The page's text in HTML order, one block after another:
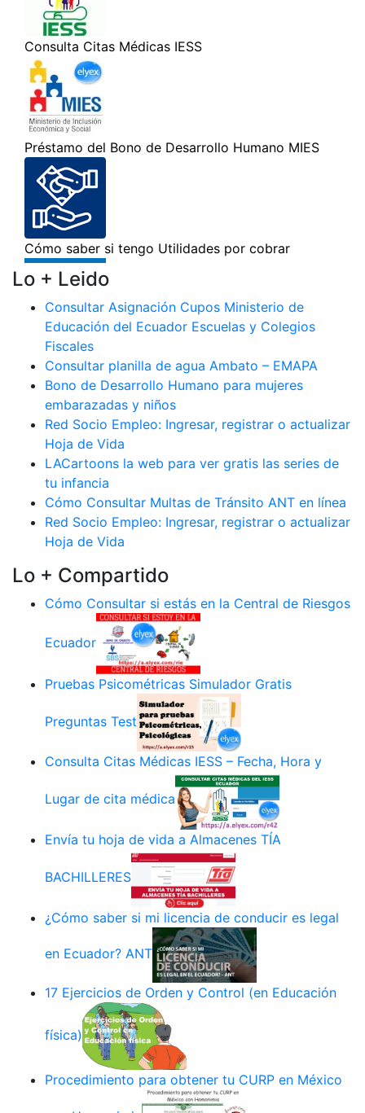
Lo + Leido
Consultar Asignación Cupos Ministerio de
Educación del Ecuador Escuelas y Colegios
Fiscales
Consultar planilla de agua Ambato – EMAPA
Bono de Desarrollo Humano para mujeres
embarazadas y niños
Red Socio Empleo: Ingresar, registrar o actualizar
Hoja de Vida
LACartoons la web para ver gratis las series de
tu infancia
Cómo Consultar Multas de Tránsito ANT en línea
Red Socio Empleo: Ingresar, registrar o actualizar
Hoja de Vida
Lo + Compartido
Cómo Consultar si estás en la Central de Riesgos
Ecuador
Pruebas Psicométricas Simulador Gratis
Preguntas Test
Consulta Citas Médicas IESS – Fecha, Hora y
Lugar de cita médica
Envía tu hoja de vida a Almacenes TÍA
BACHILLERES
¿Cómo saber si mi licencia de conducir es legal
en Ecuador? ANT
17 Ejercicios de Orden y Control (en Educación
física)
Procedimiento para obtener tu CURP en México